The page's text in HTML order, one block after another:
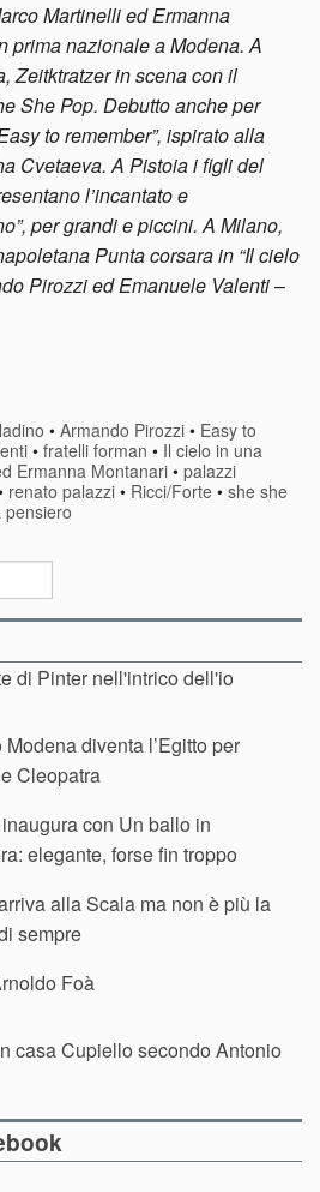
Martinelli ed Ermanna
prima nazionale a Modena. A
Zeitktratzer in scena con il
She Pop. Debutto anche per
to remember”, ispirato alla
Cvetaeva. A Pistoia i figli del
l’incantato e
per grandi e piccini. A Milano,
Punta corsara in “Il cielo
Pirozzi ed Emanuele Valenti–
•Armando Pirozzi • Easy to
• fratelli forman • Il cielo in una
Ermanna Montanari• palazzi
renato palazzi • Ricci/Forte • she she
pensiero
di Pinter nell'intrico dell'io
Modena diventa l’Egitto per
Cleopatra
inaugura con Un ballo in
elegante, forse fin troppo
alla Scala ma non è più la
sempre
Foà
casa Cupiello secondo Antonio